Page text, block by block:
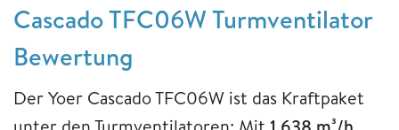
Cascado TFC06W Turmventilator
Bewertung
Der Yoer Cascado TFC06W ist das Kraftpaket